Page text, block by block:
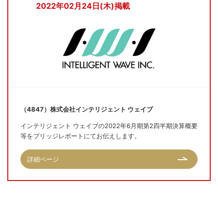
2022年02月24日(木)掲載
（4847）株式会社インテリジェント ウェイブ
インテリジェント ウェイブの2022年6月期第2四半期決算概要
等をブリッジレポートにてお伝えします。
詳細ページ